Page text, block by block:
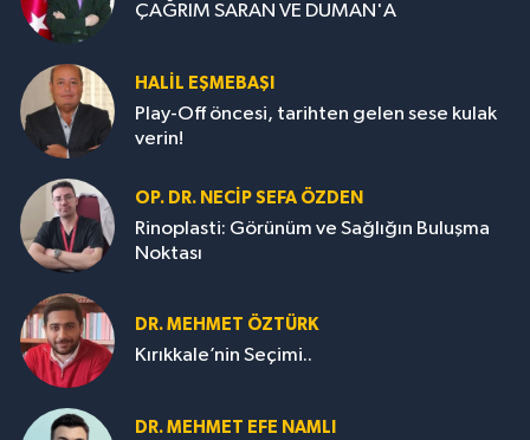
ÇAĞRIM SARAN VE DUMAN'A
HALIL EŞMEBAŞI
Play-Off öncesi, tarihten gelen sese kulak
verin!
OP. DR. NECIP SEFA ÖZDEN
Rinoplasti: Görünüm ve Sağlığın Buluşma
Noktası
DR. MEHMET ÖZTÜRK
Kırıkkale’nin Seçimi..
DR. MEHMET EFE NAMLI